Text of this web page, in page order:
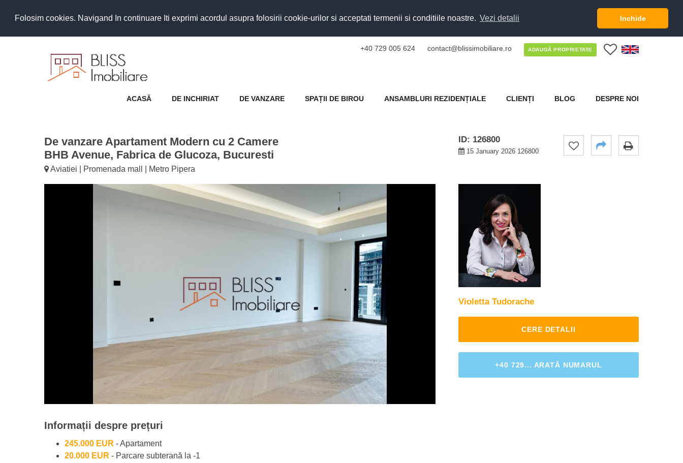
Folosim cookies. Navigand In continuare Iti exprimi acordul asupra folosirii cookie-urilor si acceptati termenii si conditiile noastre. Vezi detalii Inchide
+40 729 005 624 contact@blissimobiliare.ro ADAUGĂ PROPRIETATE
ACASĂ DE INCHIRIAT DE VANZARE SPAȚII DE BIROU ANSAMBLURI REZIDENȚIALE CLIENȚI BLOG DESPRE NOI
De vanzare Apartament Modern cu 2 Camere
BHB Avenue, Fabrica de Glucoza, Bucuresti
Aviatiei | Promenada mall | Metro Pipera
ID: 126800
15 January 2026 126800
Informații despre prețuri
245.000 EUR - Apartament
20.000 EUR - Parcare subterană la -1
Violetta Tudorache
CERE DETALII
+40 729... ARATĂ NUMARUL